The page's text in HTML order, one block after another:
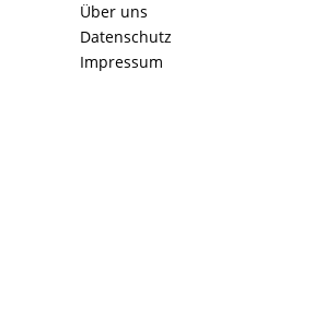
Über uns
Datenschutz
Impressum